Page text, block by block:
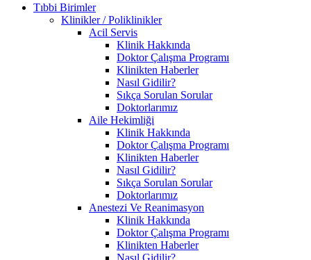
Tıbbi Birimler
Klinikler / Poliklinikler
Acil Servis
Klinik Hakkında
Doktor Çalışma Programı
Klinikten Haberler
Nasıl Gidilir?
Sıkça Sorulan Sorular
Doktorlarımız
Aile Hekimliği
Klinik Hakkında
Doktor Çalışma Programı
Klinikten Haberler
Nasıl Gidilir?
Sıkça Sorulan Sorular
Doktorlarımız
Anestezi Ve Reanimasyon
Klinik Hakkında
Doktor Çalışma Programı
Klinikten Haberler
Nasıl Gidilir?